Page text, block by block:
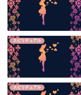
スピリチュアル
スピリチュアル